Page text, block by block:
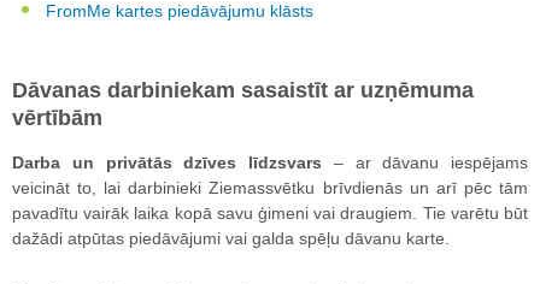
FromMe kartes piedāvājumu klāsts
Dāvanas darbiniekam sasaistīt ar uzņēmuma
vērtībām
Darba un privātās dzīves līdzsvars – ar dāvanu iespējams
veicināt to, lai darbinieki Ziemassvētku brīvdienās un arī pēc tām
pavadītu vairāk laika kopā savu ģimeni vai draugiem. Tie varētu būt
dažādi atpūtas piedāvājumi vai galda spēļu dāvanu karte.